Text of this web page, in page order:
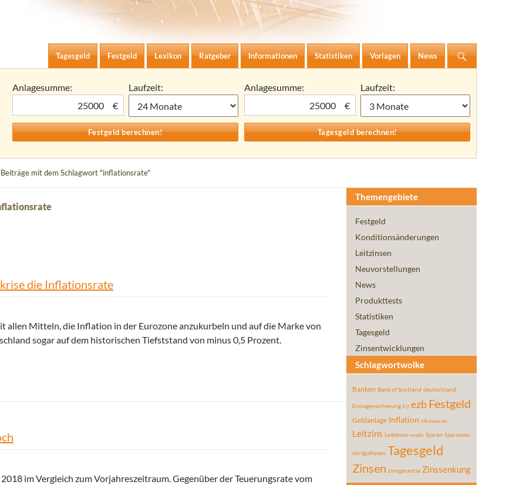
Zinsen berechnen
Zum Inhalt springen
Tagesgeld
Festgeld Lexikon Ratgeber Informationen Statistiken Vorlagen News
Anlagesumme:
€
Laufzeit:
Anlagesumme:
€
Laufzeit:
Beiträge mit dem Schlagwort "inflationsrate"
die Inflationsrate
allen Mitteln, die Inflation in der Eurozone anzukurbeln und auf die Marke von
sogar auf dem historischen Tiefststand von minus 0,5 Prozent.
im Vergleich zum Vorjahreszeitraum. Gegenüber der Teuerungsrate vom
Themengebiete
Festgeld
Konditionsänderungen
Leitzinsen
Neuvorstellungen
News
Produkttests
Statistiken
Tagesgeld
Zinsentwicklungen
Schlagwortwolke
Banken Bank of Scotland deutschland
Einlagensicherung EU ezbFestgeld
Geldanlage Inflation inflationsrate
Leitzins Leitzinsen rendite Sparen Sparzinsen
startguthaben Tagesgeld
Zinsen zinsgarantie Zinssenkung